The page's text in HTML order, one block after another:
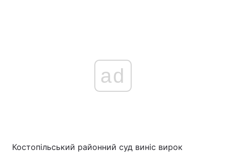
ad
Костопільський районний суд виніс вирок